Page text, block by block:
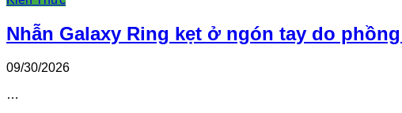
Nhẫn Galaxy Ring kẹt ở ngón tay do
09/30/2026
…